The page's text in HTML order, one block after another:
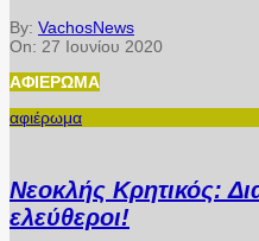
By: VachosNews
On: 27 Ιουνίου 2020
ΑΦΙΈΡΩΜΑ
αφιέρωμα
Νεοκλής Κρητικός:
ελεύθεροι!